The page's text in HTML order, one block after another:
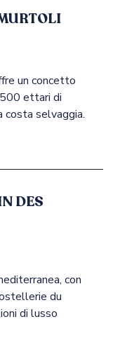
un concetto
ettari di
costa selvaggia.
DES
con
du
di lusso